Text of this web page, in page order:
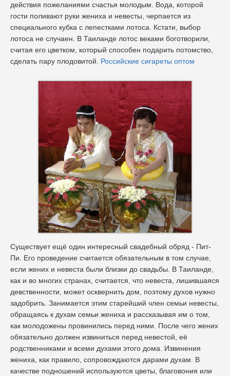
действия пожеланиями счастья молодым. Вода, которой
гости поливают руки жениха и невесты, черпается из
специального кубка с лепестками лотоса. Кстати, выбор
лотоса не случаен. В Таиланде лотос веками боготворили,
считая его цветком, который способен подарить потомство,
сделать пару плодовитой. Российские сигареты оптом
Существует ещё один интересный свадебный обряд - Пит-
Пи. Его проведение считается обязательным в том случае,
если жених и невеста были близки до свадьбы. В Таиланде,
как и во многих странах, считается, что невеста, лишившаяся
девственности, может осквернить дом, поэтому духов нужно
задобрить. Занимается этим старейший член семьи невесты,
обращаясь к духам семьи жениха и рассказывая им о том,
как молодожены провинились перед ними. После чего жених
обязательно должен извиниться перед невестой, её
родственниками и всеми духами этого дома. Извинения
жениха, как правило, сопровождаются дарами духам. В
качестве подношений используются цветы, благовония или